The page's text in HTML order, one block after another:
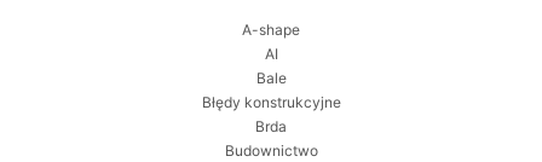
A-shape
AI
Bale
Błędy konstrukcyjne
Brda
Budownictwo